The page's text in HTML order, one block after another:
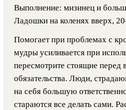
Выполнение: мизинец и
Ладошки на коленях вверх,
Помогает при проблемах с
мудры усиливается при
пересмотрите стоящие перед
обязательства. Люди,
на себя большую
стараются все делать сами.